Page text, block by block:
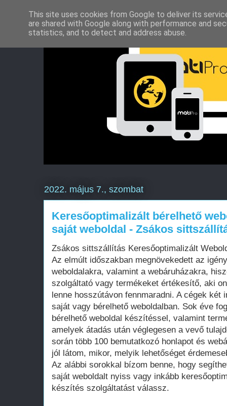
2022. május 7., szombat
Keresőoptimalizált bérelhető
saját weboldal - Zsákos
Zsákos sittszállítás Keresőoptimalizált
Az elmúlt időszakban megnövekedett az
weboldalakra, valamint a webáruházakra,
szolgáltató vagy termékeket értékesítő, aki
lenne hosszútávon fennmaradni. A cégek két
saját vagy bérelhető weboldalban. Sok éve
bérelhető weboldal készítéssel, valamint
amelyek átadás után véglegesen a vevő
során több 100 bemutatkozó honlapot és
jól látom, mikor, melyik lehetőséget
Az alábbi sorokkal bízom benne, hogy
saját weboldalt nyiss vagy inkább
készítés szolgáltatást válassz.
This site uses cookies from Google to deliver its
are shared with Google along with performance and
statistics, and to detect and address abuse.